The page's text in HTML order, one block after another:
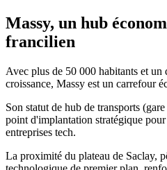
Massy, un hub
francilien
Avec plus de 50 000 habitants et
croissance, Massy est un carrefour
Son statut de hub de transports
point d'implantation stratégique
entreprises tech.
La proximité du plateau de Saclay,